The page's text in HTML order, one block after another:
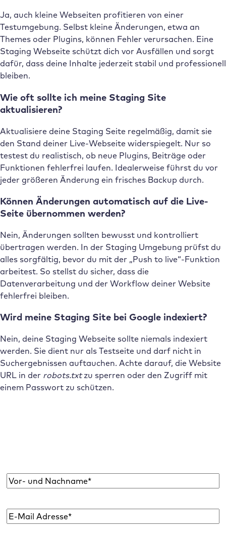
Ja, auch kleine Webseiten profitieren von einer
Testumgebung. Selbst kleine Änderungen, etwa an
Themes oder Plugins, können Fehler verursachen. Eine
Staging Webseite schützt dich vor Ausfällen und sorgt
dafür, dass deine Inhalte jederzeit stabil und professionell
bleiben.
Wie oft sollte ich meine Staging Site
aktualisieren?
Aktualisiere deine Staging Seite regelmäßig, damit sie
den Stand deiner Live-Webseite widerspiegelt. Nur so
testest du realistisch, ob neue Plugins, Beiträge oder
Funktionen fehlerfrei laufen. Idealerweise führst du vor
jeder größeren Änderung ein frisches Backup durch.
Können Änderungen automatisch auf die Live-
Seite übernommen werden?
Nein, Änderungen sollten bewusst und kontrolliert
übertragen werden. In der Staging Umgebung prüfst du
alles sorgfältig, bevor du mit der „Push to live“-Funktion
arbeitest. So stellst du sicher, dass die
Datenverarbeitung und der Workflow deiner Website
fehlerfrei bleiben.
Wird meine Staging Site bei Google indexiert?
Nein, deine Staging Webseite sollte niemals indexiert
werden. Sie dient nur als Testseite und darf nicht in
Suchergebnissen auftauchen. Achte darauf, die Website
URL in der robots.txtzu sperren oder den Zugriff mit
einem Passwort zu schützen.
Name *
E-
Mail